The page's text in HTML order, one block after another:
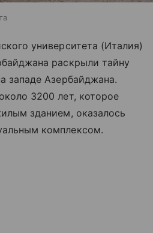
университета (Италия)
раскрыли тайну
западе Азербайджана.
3200 лет, которое
зданием, оказалось
комплексом.